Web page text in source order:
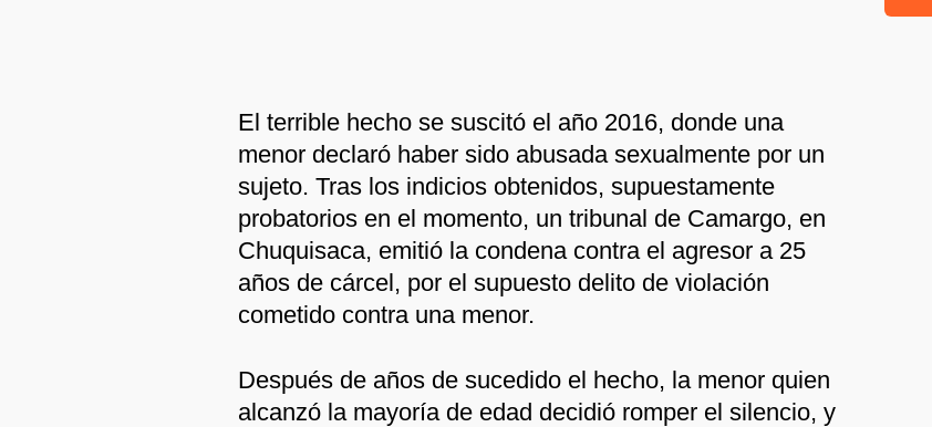
El terrible hecho se suscitó el año 2016, donde una
menor declaró haber sido abusada sexualmente por un
sujeto. Tras los indicios obtenidos, supuestamente
probatorios en el momento, un tribunal de Camargo, en
Chuquisaca, emitió la condena contra el agresor a 25
años de cárcel, por el supuesto delito de violación
cometido contra una menor.
Después de años de sucedido el hecho, la menor quien
alcanzó la mayoría de edad decidió romper el silencio, y